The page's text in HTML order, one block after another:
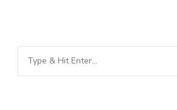
Looking
for